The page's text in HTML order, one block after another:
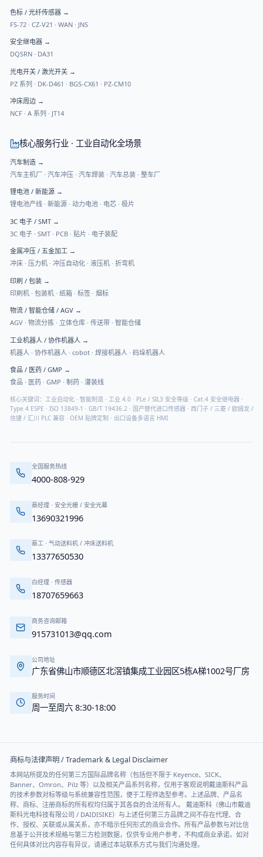
色标 / 光纤传感器→
FS-72· CZ-V21 · WAN· JNS
安全继电器→
DQSRN· DA31
光电开关 / 激光开关→
PZ 系列 · DK-D461 · BGS-CX61 · PZ-CM10
冲床周边→
NCF· A 系列 · JT14
核心服务行业 · 工业自动化全场景
汽车制造→
汽车主机厂 · 汽车冲压 · 汽车焊装 · 汽车总装 · 整车厂
锂电池 / 新能源→
锂电池产线 · 新能源 · 动力电池 · 电芯 · 极片
3C 电子 / SMT→
3C 电子 · SMT · PCB · 贴片 · 电子装配
金属冲压 / 五金加工→
冲床 · 压力机 · 冲压自动化 · 液压机 · 折弯机
印刷 / 包装→
印刷机 · 包装机 · 纸箱 · 标签 · 烟标
物流 / 智能仓储 / AGV→
AGV · 物流分拣 · 立体仓库 · 传送带 · 智能仓储
工业机器人 / 协作机器人 →
机器人 · 协作机器人 · cobot · 焊接机器人 · 码垛机器人
食品 / 医药 / GMP →
食品 · 医药 · GMP · 制药 · 灌装线
核心关键词：工业自动化 · 智能制造 · 工业 4.0 · PLe / SIL3 安全等级 · Cat.4 安全继电器 ·
Type 4 ESPE · ISO 13849-1 · GB/T 19436.2 · 国产替代进口传感器 · 西门子 / 三菱 / 欧姆龙 /
信捷 / 汇川 PLC 兼容 · OEM 贴牌定制 · 出口设备多语言 HMI
全国服务热线
4000-808-929
蔡经理· 安全光栅 / 安全光幕
13690321996
蔡工· 气动送料机 / 冲床送料机
13377650530
白经理· 传感器
18707659663
商务咨询邮箱
915731013@qq.com
公司地址
广东省佛山市顺德区北滘镇集成工业园区5栋A梯1002号厂房
服务时间
周一至周六 8:30-18:00
商标与法律声明 / Trademark & Legal Disclaimer
本网站所提及的任何第三方国际品牌名称（包括但不限于 Keyence、SICK、
Banner、Omron、Pilz 等）以及相关产品系列名称，仅用于客观说明戴迪斯科产品
的技术参数对标等级与系统兼容性范围，便于工程师选型参考。上述品牌、产品名
称、商标、注册商标的所有权均归属于其各自的合法所有人。 戴迪斯科（佛山市戴迪
斯科光电科技有限公司 / DAIDISIKE）与上述任何第三方品牌之间不存在代理、合
作、授权、关联或从属关系，亦不暗示任何形式的商业合作。所有产品参数与对比信
息基于公开技术规格与第三方检测数据，仅供专业用户参考，不构成商业承诺。如对
任何具体对比内容存有异议，请通过本站联系方式与我们沟通处理。